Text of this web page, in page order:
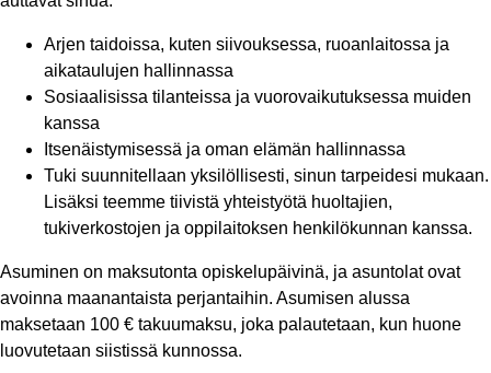
Arjen taidoissa, kuten siivouksessa, ruoanlaitossa ja
aikataulujen hallinnassa
Sosiaalisissa tilanteissa ja vuorovaikutuksessa muiden
kanssa
Itsenäistymisessä ja oman elämän hallinnassa
Tuki suunnitellaan yksilöllisesti, sinun tarpeidesi mukaan.
Lisäksi teemme tiivistä yhteistyötä huoltajien,
tukiverkostojen ja oppilaitoksen henkilökunnan kanssa.
Asuminen on maksutonta opiskelupäivinä, ja asuntolat ovat
avoinna maanantaista perjantaihin. Asumisen alussa
maksetaan 100 € takuumaksu, joka palautetaan, kun huone
luovutetaan siistissä kunnossa.